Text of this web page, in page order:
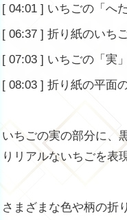
[ 04:01 ] いちごの「へ
[ 06:37 ] 折り紙のいち
[ 07:03 ] いちごの「実
[ 08:03 ] 折り紙の平面
いちごの実の部分に、
りリアルないちごを表
さまざまな色や柄の折